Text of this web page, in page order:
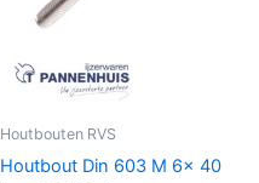
Houtbouten RVS
Houtbout Din 603 M 6x 40